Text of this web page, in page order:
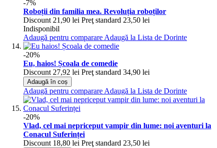
-7%
Roboții din familia mea. Revoluția roboților
Discount 21,90 lei Preţ standard 23,50 lei
Indisponibil
Adaugă pentru comparare Adaugă la Lista de Dorinte
-20%
Eu, haios! Școala de comedie
Discount 27,92 lei Preţ standard 34,90 lei
Adaugă în coș
Adaugă pentru comparare Adaugă la Lista de Dorinte
-20%
Vlad, cel mai nepriceput vampir din lume: noi aventuri la
Conacul Suferinței
Discount 18,80 lei Preţ standard 23,50 lei